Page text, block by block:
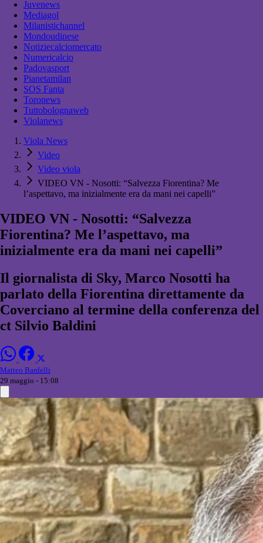
Juvenews
Mediagol
Milanistichannel
Mondoudinese
Notiziecalciomercato
Numericalcio
Padovasport
Pianetamilan
SOS Fanta
Toronews
Tuttobolognaweb
Violanews
Viola News
Video
Video viola
VIDEO VN - Nosotti: “Salvezza Fiorentina? Me
l’aspettavo, ma inizialmente era da mani nei capelli”
VIDEO VN - Nosotti: “Salvezza
Fiorentina? Me l’aspettavo, ma
inizialmente era da mani nei capelli”
Il giornalista di Sky, Marco Nosotti ha
parlato della Fiorentina direttamente da
Coverciano al termine della conferenza del
ct Silvio Baldini
Matteo Bardelli
29 maggio - 15:08